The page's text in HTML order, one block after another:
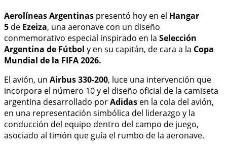
Aerolíneas Argentinas presentó hoy en el Hangar
5 de Ezeiza, una aeronave con un diseño
conmemorativo especial inspirado en la Selección
Argentina de Fútbol y en su capitán, de cara a la Copa
Mundial de la FIFA 2026.
El avión, un Airbus 330-200, luce una intervención que
incorpora el número 10 y el diseño oficial de la camiseta
argentina desarrollado porAdidas en la cola del avión,
en una representación simbólica del liderazgo y la
conducción del equipo dentro del campo de juego,
asociado al timón que guía el rumbo de la aeronave.